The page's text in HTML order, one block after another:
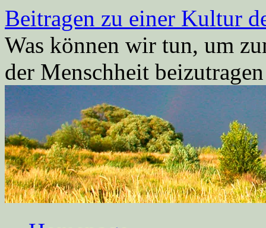
Zum
Inhalt
springen
Beitragen zu einer Kultur
Was können wir tun, um
der Menschheit